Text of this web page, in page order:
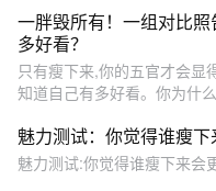
一胖毁所有！一组对比
多好看？
只有瘦下来,你的五官才会显
知道自己有多好看。你为什
魅力测试：你觉得谁瘦下
魅力测试:你觉得谁瘦下来会